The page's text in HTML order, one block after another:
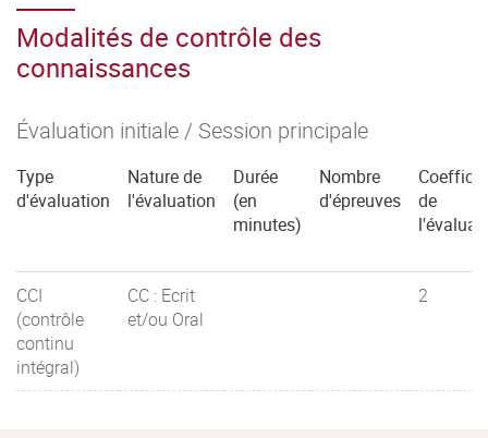
Modalités de contrôle des
connaissances
Évaluation initiale / Session principale
Type
d'évaluation
Nature de
l'évaluation
Durée
(en
minutes)
Nombre
d'épreuves
de
CCI
(contrôle
continu
intégral)
CC : Ecrit
et/ou Oral
2